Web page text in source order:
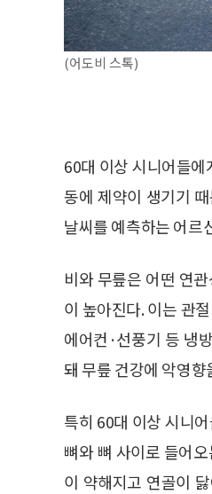
(어도비 스톡)
60대 이상 시니어들
동에 제약이 생기기
날씨를 예측하는 어르
비와 무릎은 어떤 연
이 높아진다. 이는 관
에어컨·선풍기 등 냉
돼 무릎 건강에 악영향
특히 60대 이상 시니
뼈와 뼈 사이로 들어
이 약해지고 연골이